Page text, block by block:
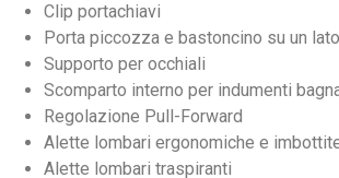
Clip portachiavi
Porta piccozza e bastoncino su un lato
Supporto per occhiali
Scomparto interno per indumenti
Regolazione Pull-Forward
Alette lombari ergonomiche e
Alette lombari traspiranti